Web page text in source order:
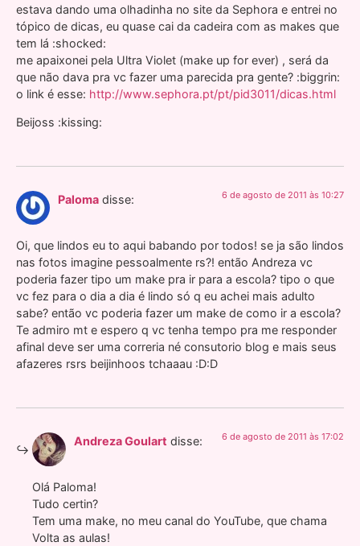
estava dando uma olhadinha no site da Sephora e entrei no
tópico de dicas, eu quase cai da cadeira com as makes que
tem lá :shocked:
me apaixonei pela Ultra Violet (make up for ever) , será da
que não dava pra vc fazer uma parecida pra gente? :biggrin:
o link é esse: http://www.sephora.pt/pt/pid3011/dicas.html
Beijoss :kissing:
Paloma disse: 6 de agosto de 2011 às 10:27
Oi, que lindos eu to aqui babando por todos! se ja são lindos
nas fotos imagine pessoalmente rs?! então Andreza vc
poderia fazer tipo um make pra ir para a escola? tipo o que
vc fez para o dia a dia é lindo só q eu achei mais adulto
sabe? então vc poderia fazer um make de como ir a escola?
Te admiro mt e espero q vc tenha tempo pra me responder
afinal deve ser uma correria né consutorio blog e mais seus
afazeres rsrs beijinhoos tchaaau :D:D
Andreza Goulart disse: 6 de agosto de 2011 às 17:02
Olá Paloma!
Tudo certin?
Tem uma make, no meu canal do YouTube, que chama
Volta as aulas!